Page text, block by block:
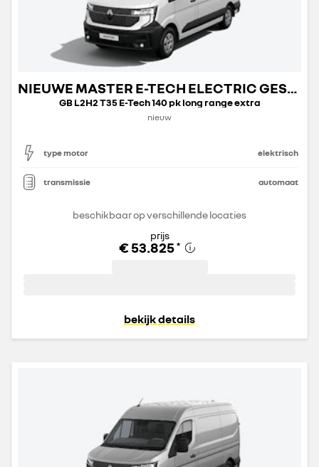
NIEUWE MASTER E-TECH ELECTRIC GESLOTEN TRANSPORT
GB L2H2 T35 E-Tech 140 pk long range extra
nieuw
type motor elektrisch
transmissie automaat
beschikbaar op verschillende locaties
prijs
€ 53.825 *
bekijk details